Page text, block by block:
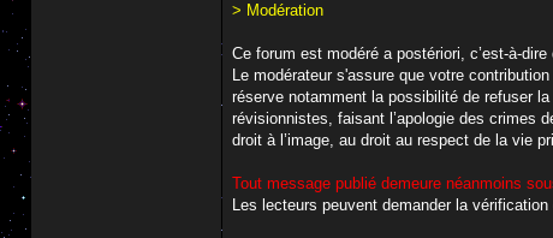
> Modération
Ce forum est modéré a postériori, c’est-à-
Le modérateur s'assure que votre
réserve notamment la possibilité de refuser
révisionnistes, faisant l’apologie des crimes
droit à l’image, au droit au respect de la vie
Tout message publié demeure néanmoins
Les lecteurs peuvent demander la